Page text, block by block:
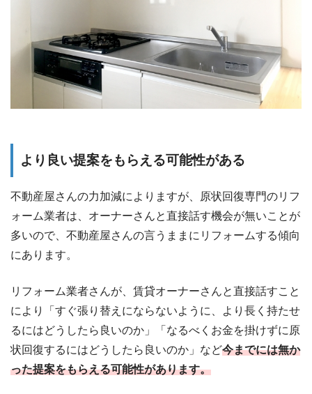
より良い提案をもらえる可能性がある
不動産屋さんの力加減によりますが、原状回復専門のリフ
ォーム業者は、オーナーさんと直接話す機会が無いことが
多いので、不動産屋さんの言うままにリフォームする傾向
にあります。
リフォーム業者さんが、賃貸オーナーさんと直接話すこと
により「すぐ張り替えにならないように、より長く持たせ
るにはどうしたら良いのか」「なるべくお金を掛けずに原
状回復するにはどうしたら良いのか」など今までには無か
った提案をもらえる可能性があります。